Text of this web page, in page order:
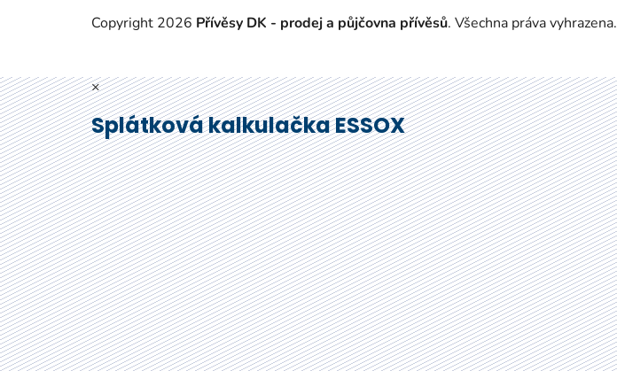
Copyright 2026 Přívěsy DK - prodej a půjčovna přívěsů. Všechna práva vyhrazena.
×
Splátková kalkulačka ESSOX